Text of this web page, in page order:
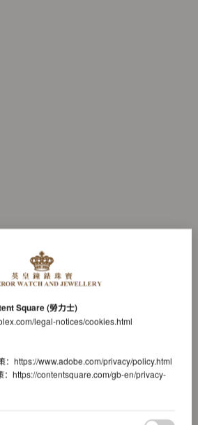
Square (勞力士)
legal-notices/cookies.html
https://www.adobe.com/privacy/policy.html
https://contentsquare.com/gb-en/privacy-